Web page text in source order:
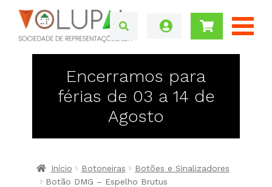
Encerramos para
férias de 03 a 14 de
Agosto
Início Botoneiras
Botões e Sinalizadores
Botão DMG – Espelho Brutus